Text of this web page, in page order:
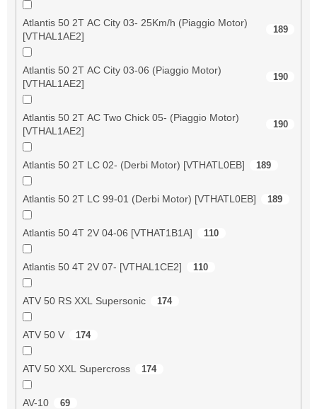
Atlantis 50 2T AC City 03- 25Km/h (Piaggio Motor)
[VTHAL1AE2]
189
Atlantis 50 2T AC City 03-06 (Piaggio Motor)
[VTHAL1AE2]
190
Atlantis 50 2T AC Two Chick 05- (Piaggio Motor)
[VTHAL1AE2]
190
Atlantis 50 2T LC 02- (Derbi Motor) [VTHATL0EB] 189
Atlantis 50 2T LC 99-01 (Derbi Motor) [VTHATL0EB] 189
Atlantis 50 4T 2V 04-06 [VTHAT1B1A] 110
Atlantis 50 4T 2V 07- [VTHAL1CE2] 110
ATV 50 RS XXL Supersonic 174
ATV 50 V 174
ATV 50 XXL Supercross 174
AV-10 69